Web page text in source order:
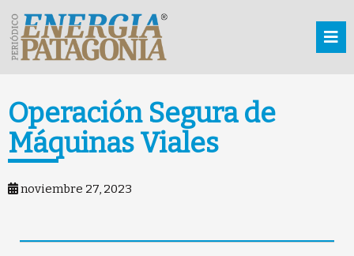
Operación Segura de
Máquinas Viales
noviembre 27, 2023